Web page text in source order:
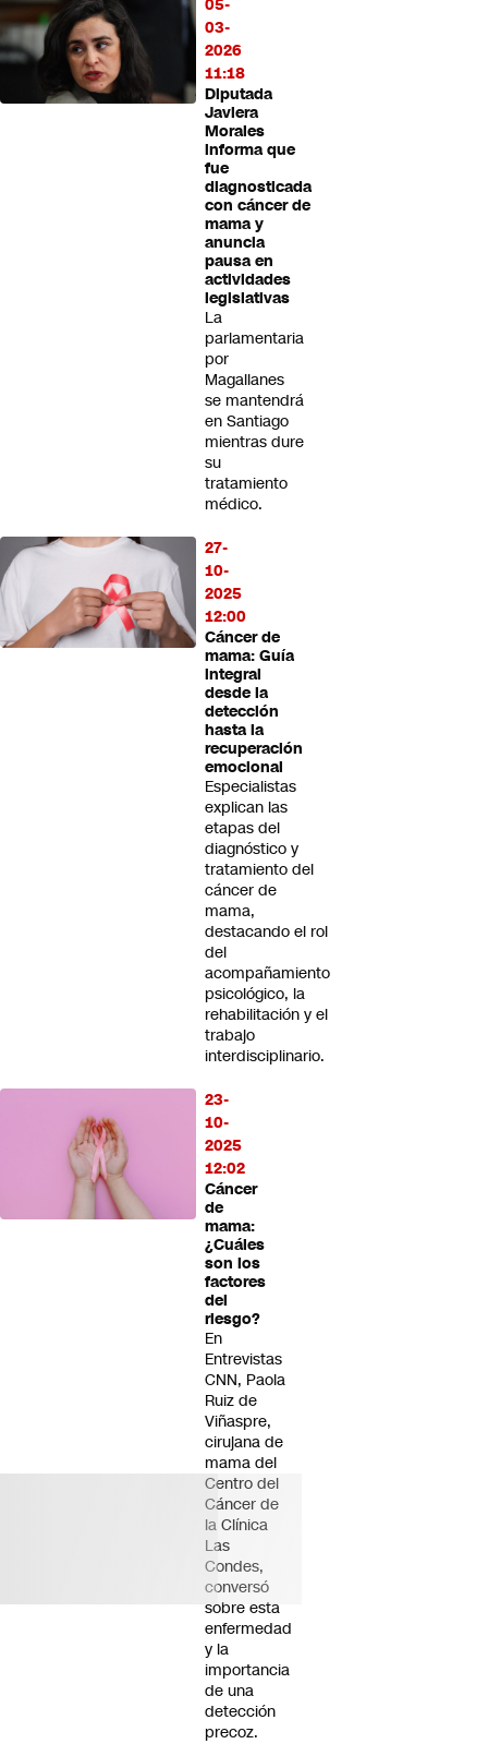
05-
03-
2026
11:18
Diputada
Javiera
Morales
informa que
fue
diagnosticada
con cáncer de
mama y
anuncia
pausa en
actividades
legislativas
La
parlamentaria
por
Magallanes
se mantendrá
en Santiago
mientras dure
su
tratamiento
médico.
27-
10-
2025
12:00
Cáncer de
mama: Guía
integral
desde la
detección
hasta la
recuperación
emocional
Especialistas
explican las
etapas del
diagnóstico y
tratamiento del
cáncer de
mama,
destacando el rol
del
acompañamiento
psicológico, la
rehabilitación y el
trabajo
interdisciplinario.
23-
10-
2025
12:02
Cáncer
de
mama:
¿Cuáles
son los
factores
del
riesgo?
En
Entrevistas
CNN, Paola
Ruiz de
Viñaspre,
cirujana de
mama del
Centro del
Cáncer de
la Clínica
Las
Condes,
conversó
sobre esta
enfermedad
y la
importancia
de una
detección
precoz.